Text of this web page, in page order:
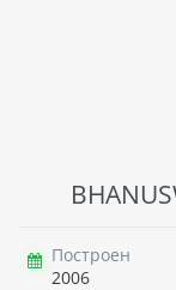
Построен
2006